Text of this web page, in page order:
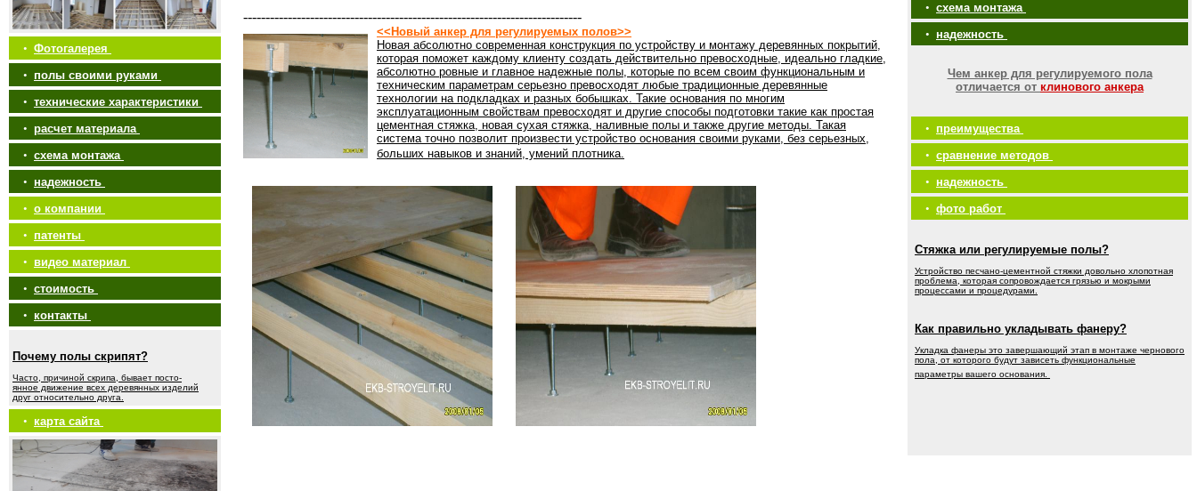
• Фотогалерея
• полы своими руками
• технические характеристики
• расчет материала
• схема монтажа
• надежность
• о компании
• патенты
• видео материал
• стоимость
• контакты
Почему полы скрипят?
Часто, причиной скрипа, бывает посто-
янное движение всех деревянных изделий
друг относительно друга.
• карта сайта
----------------------------------------------------------------------------
<<Новый анкер для регулируемых полов>>
Новая абсолютно современная конструкция по устройству и монтажу деревянных покрытий,
которая поможет каждому клиенту создать действительно превосходные, идеально гладкие,
абсолютно ровные и главное надежные полы, которые по всем своим функциональным и
техническим параметрам серьезно превосходят любые традиционные деревянные
технологии на подкладках и разных бобышках. Такие основания по многим
эксплуатационным свойствам превосходят и другие способы подготовки такие как простая
цементная стяжка, новая сухая стяжка, наливные полы и также другие методы. Такая
система точно позволит произвести устройство основания своими руками, без серьезных,
больших навыков и знаний, умений плотника.
• схема монтажа
• надежность
Чем анкер для регулируемого пола
отличается от клинового анкера
• преимущества
• сравнение методов
• надежность
• фото работ
Стяжка или регулируемые полы?
Устройство песчано-цементной стяжки довольно хлопотная
проблема, которая сопровождается грязью и мокрыми
процессами и процедурами.
Как правильно укладывать фанеру?
Укладка фанеры это завершающий этап в монтаже чернового
пола, от которого будут зависеть функциональные
параметры вашего основания.